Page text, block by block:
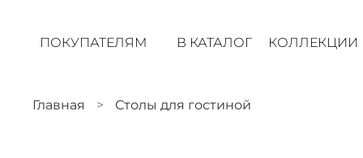
ПОКУПАТЕЛЯМ В КАТАЛОГ КОЛЛЕКЦИИ
Главная Столы для гостиной